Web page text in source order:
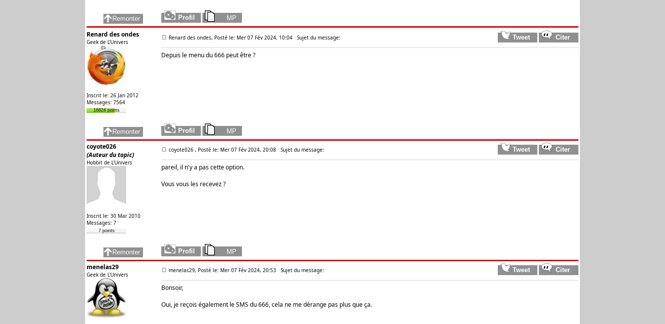
Renard des ondes
Geek de L'Univers
Inscrit le: 26 Jan 2012
Messages: 7564
16824 points
Renard des ondes, Posté le: Mer 07 Fév 2024, 10:04 Sujet du message:
Depuis le menu du 666 peut être ?
coyote026
(Auteur du topic)
Hobbit de L'Univers
Inscrit le: 30 Mar 2010
Messages: 7
7 points
coyote026 , Posté le: Mer 07 Fév 2024, 20:08 Sujet du message:
pareil, il n'y a pas cette option.
Vous vous les recevez ?
menelas29
Geek de L'Univers
menelas29, Posté le: Mer 07 Fév 2024, 20:53 Sujet du message:
Bonsoir,
Oui, je reçois également le SMS du 666, cela ne me dérange pas plus que ça.